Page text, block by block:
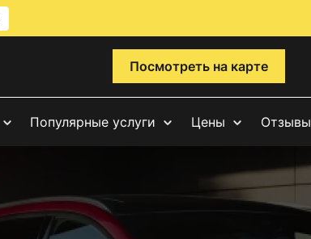
Посмотреть на карте
Популярные услуги Цены Отзывы